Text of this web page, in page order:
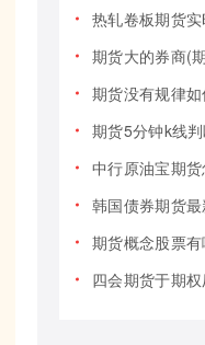
热轧卷板期货实时行情最
期货大的券商(
期货没有规律
期货5分钟k线判断
中行原油宝期货怎
韩国债券期货最新消
期货概念股票有哪
四会期货于期权厂